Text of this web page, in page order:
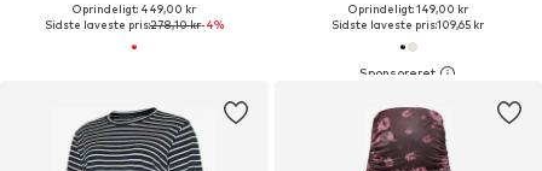
Oprindeligt: 449,00 kr
Sidste laveste pris:278,10 kr-4%
Oprindeligt: 149,00 kr
Sidste laveste pris:109,65 kr